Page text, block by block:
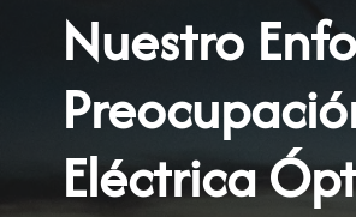
Nuestro
Eléctrica